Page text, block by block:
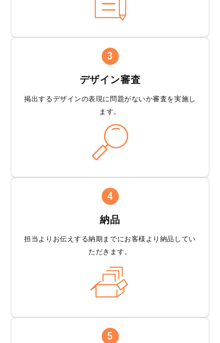
3
デザイン審査
掲出するデザインの表現に問題がないか審査を実施し
ます。
4
納品
担当よりお伝えする納期までにお客様より 納品してい
ただきます。
5